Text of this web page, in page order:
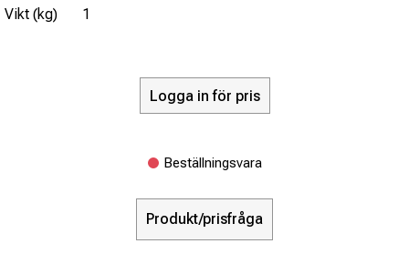
Vikt (kg)
1
Logga in för pris
Beställningsvara
Produkt/prisfråga